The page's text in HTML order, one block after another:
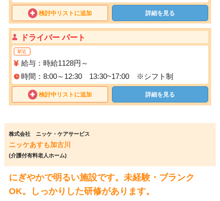
検討中リストに追加 詳細を見る
ドライバー パート
駅近
給与：時給1128円～
時間：8:00～12:30 13:30~17:00 ※シフト制
検討中リストに追加 詳細を見る
株式会社 ニッケ・ケアサービス
ニッケあすも加古川
(介護付有料老人ホーム)
にぎやかで明るい施設です。未経験・ブランク
OK。しっかりした研修があります。